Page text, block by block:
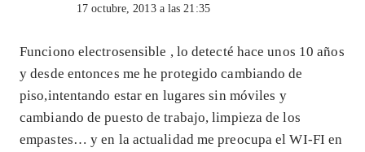
17 octubre, 2013 a las 21:35
Funciono electrosensible , lo detecté hace unos 10 años
y desde entonces me he protegido cambiando de
piso,intentando estar en lugares sin móviles y
cambiando de puesto de trabajo, limpieza de los
empastes… y en la actualidad me preocupa el WI-FI en